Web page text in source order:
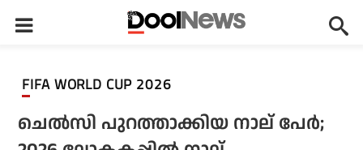
FIFA WORLD CUP 2026
ചെല്‍സി പുറത്താക്കിയ നാല് പേര്‍;